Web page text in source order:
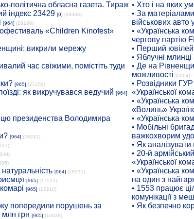
політична обласна газета. Тираж
індекс 23429 [0] (36004)
[964] (28188)
«Children Kinofest»
викрили мережу
час свіжими, помістіть туди
[965] (27256)
як викручувався ведучий [964]
президенства Володимира
[964] (26241)
[964] (18031)
[965] (17521)
[965] (17210)
попередили порушень за
млн грн [965] (16838)
• Хто і на яких
• За
військових авто
• «Українська
чергову партію
• Перший ювілей
• Яблучні млинці
• Де на
можливості (2004)
• Розвідники
«Української
• «Українська
«Волинь»
• «Українська
• Мобільні
важкохворим
• Як
• 20-й
«Української
• «Українська
на один з
• 1553 працює
комунікації з
• Як безпечно